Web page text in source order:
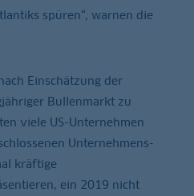
spüren“, warnen die
Einschätzung der
Bullenmarkt zu
viele US-Unternehmen
Unternehmens-
kräftige
ein 2019 nicht